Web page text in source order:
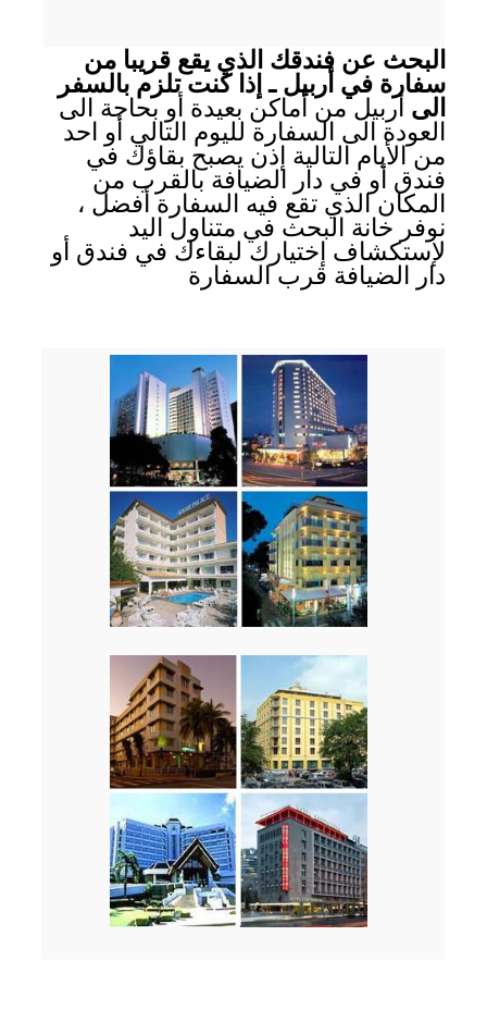
البحث عن فندقك الذي يقع قريبا من
سفارة في أربيل ـ إذا كنت تلزم بالسفر
الى أربيل من أماكن بعيدة أو بحاجة الى
العودة الى السفارة لليوم التالي أو احد
من الأيام التالية إذن يصبح بقاؤك في
فندق أو في دار الضيافة بالقرب من
المكان الذي تقع فيه السفارة أفضل ،
نوفر خانة البحث في متناول اليد
لإستكشاف إختيارك لبقاءك في فندق أو
دار الضيافة قرب السفارة